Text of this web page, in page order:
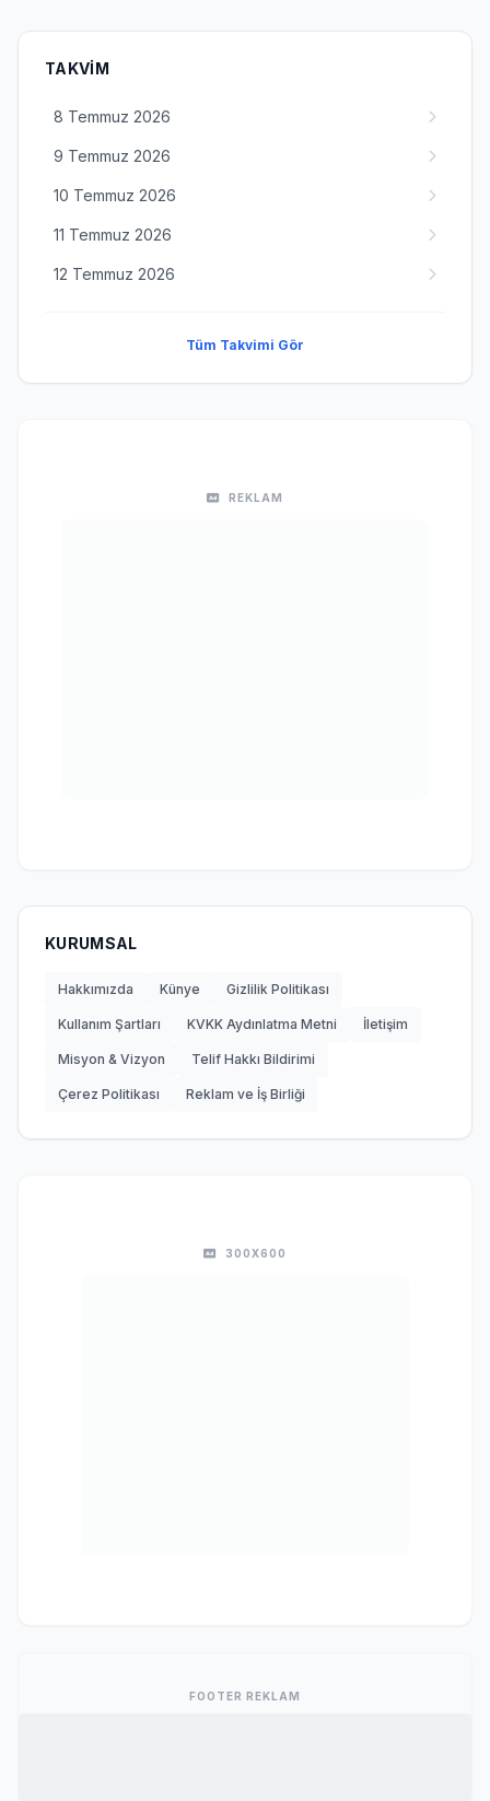
TAKVIM
8 Temmuz 2026
9 Temmuz 2026
10 Temmuz 2026
11 Temmuz 2026
12 Temmuz 2026
Tüm Takvimi Gör
REKLAM
KURUMSAL
Hakkımızda Künye Gizlilik Politikası
Kullanım Şartları KVKK Aydınlatma Metni İletişim
Misyon & Vizyon Telif Hakkı Bildirimi
Çerez Politikası Reklam ve İş Birliği
300X600
FOOTER REKLAM